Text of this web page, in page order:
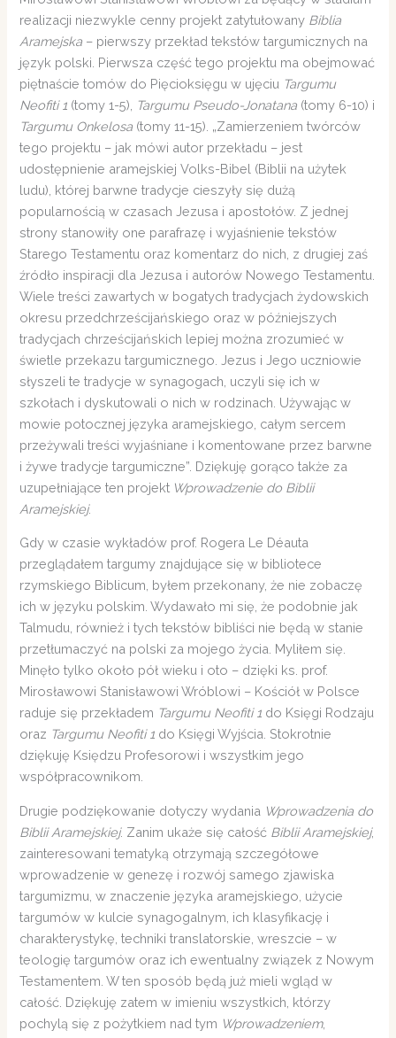
realizacji niezwykle cenny projekt zatytułowany Biblia
Aramejska – pierwszy przekład tekstów targumicznych na
język polski. Pierwsza część tego projektu ma obejmować
piętnaście tomów do Pięcioksięgu w ujęciu Targumu
Neofiti 1 (tomy 1-5), Targumu Pseudo-Jonatana (tomy 6-10) i
Targumu Onkelosa (tomy 11-15). „Zamierzeniem twórców
tego projektu – jak mówi autor przekładu – jest
udostępnienie aramejskiej Volks-Bibel (Biblii na użytek
ludu), której barwne tradycje cieszyły się dużą
popularnością w czasach Jezusa i apostołów. Z jednej
strony stanowiły one parafrazę i wyjaśnienie tekstów
Starego Testamentu oraz komentarz do nich, z drugiej zaś
źródło inspiracji dla Jezusa i autorów Nowego Testamentu.
Wiele treści zawartych w bogatych tradycjach żydowskich
okresu przedchrześcijańskiego oraz w późniejszych
tradycjach chrześcijańskich lepiej można zrozumieć w
świetle przekazu targumicznego. Jezus i Jego uczniowie
słyszeli te tradycje w synagogach, uczyli się ich w
szkołach i dyskutowali o nich w rodzinach. Używając w
mowie potocznej języka aramejskiego, całym sercem
przeżywali treści wyjaśniane i komentowane przez barwne
i żywe tradycje targumiczne”. Dziękuję gorąco także za
uzupełniające ten projekt Wprowadzenie do Biblii
Aramejskiej.
Gdy w czasie wykładów prof. Rogera Le Déauta
przeglądałem targumy znajdujące się w bibliotece
rzymskiego Biblicum, byłem przekonany, że nie zobaczę
ich w języku polskim. Wydawało mi się, że podobnie jak
Talmudu, również i tych tekstów bibliści nie będą w stanie
przetłumaczyć na polski za mojego życia. Myliłem się.
Minęło tylko około pół wieku i oto – dzięki ks. prof.
Mirosławowi Stanisławowi Wróblowi – Kościół w Polsce
raduje się przekładem Targumu Neofiti 1 do Księgi Rodzaju
oraz Targumu Neofiti 1 do Księgi Wyjścia. Stokrotnie
dziękuję Księdzu Profesorowi i wszystkim jego
współpracownikom.
Drugie podziękowanie dotyczy wydania Wprowadzenia do
Biblii Aramejskiej. Zanim ukaże się całość Biblii Aramejskiej,
zainteresowani tematyką otrzymają szczegółowe
wprowadzenie w genezę i rozwój samego zjawiska
targumizmu, w znaczenie języka aramejskiego, użycie
targumów w kulcie synagogalnym, ich klasyfikację i
charakterystykę, techniki translatorskie, wreszcie – w
teologię targumów oraz ich ewentualny związek z Nowym
Testamentem. W ten sposób będą już mieli wgląd w
całość. Dziękuję zatem w imieniu wszystkich, którzy
pochylą się z pożytkiem nad tym Wprowadzeniem,